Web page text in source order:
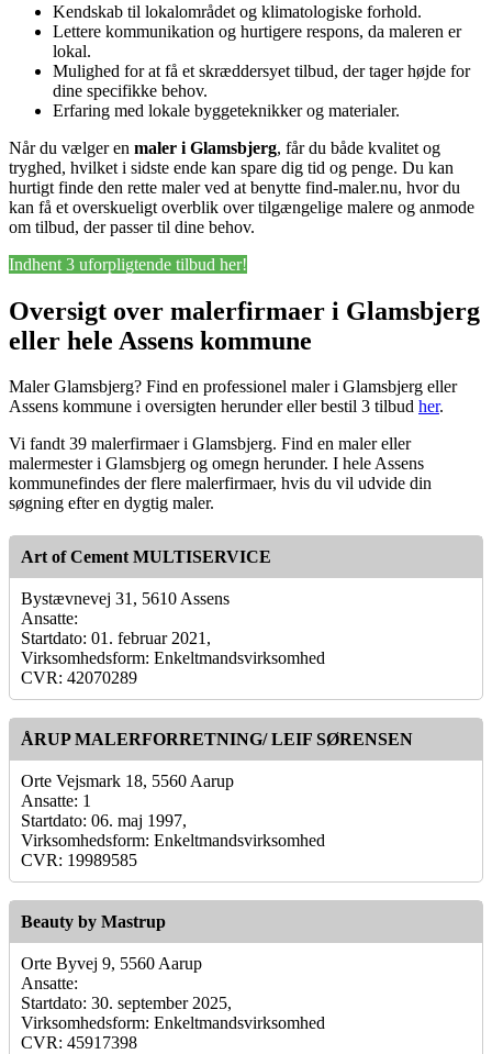
Kendskab til lokalområdet og klimatologiske forhold.
Lettere kommunikation og hurtigere respons, da maleren er
lokal.
Mulighed for at få et skræddersyet tilbud, der tager højde for
dine specifikke behov.
Erfaring med lokale byggeteknikker og materialer.
Når du vælger en maler i Glamsbjerg, får du både kvalitet og
tryghed, hvilket i sidste ende kan spare dig tid og penge. Du kan
hurtigt finde den rette maler ved at benytte find-maler.nu, hvor du
kan få et overskueligt overblik over tilgængelige malere og anmode
om tilbud, der passer til dine behov.
Indhent 3 uforpligtende tilbud her!
Oversigt over malerfirmaer i Glamsbjerg
eller hele Assens kommune
Maler Glamsbjerg? Find en professionel maler i Glamsbjerg eller
Assens kommune i oversigten herunder eller bestil 3 tilbud her.
Vi fandt 39 malerfirmaer i Glamsbjerg. Find en maler eller
malermester i Glamsbjerg og omegn herunder. I hele Assens
kommunefindes der flere malerfirmaer, hvis du vil udvide din
søgning efter en dygtig maler.
Art of Cement MULTISERVICE
Bystævnevej 31, 5610 Assens
Ansatte:
Startdato: 01. februar 2021,
Virksomhedsform: Enkeltmandsvirksomhed
CVR: 42070289
ÅRUP MALERFORRETNING/ LEIF SØRENSEN
Orte Vejsmark 18, 5560 Aarup
Ansatte: 1
Startdato: 06. maj 1997,
Virksomhedsform: Enkeltmandsvirksomhed
CVR: 19989585
Beauty by Mastrup
Orte Byvej 9, 5560 Aarup
Ansatte:
Startdato: 30. september 2025,
Virksomhedsform: Enkeltmandsvirksomhed
CVR: 45917398